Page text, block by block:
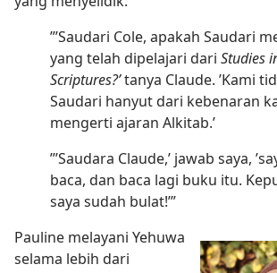
”’Saudari Cole, apakah Saudari
yang telah dipelajari dari Studies
Scriptures?’tanya Claude. ’Kami
Saudari hanyut dari kebenaran
mengerti ajaran Alkitab.’
”’Saudara Claude,’ jawab saya,
baca, dan baca lagi buku itu.
saya sudah bulat!’”
Pauline melayani Yehuwa
selama lebih dari